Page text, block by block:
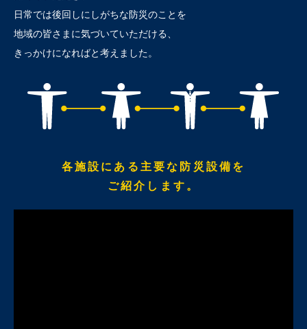
日常では後回しにしがちな防災のことを
地域の皆さまに気づいていただける、
きっかけになればと考えました。
各施設にある主要な防災設備を
ご紹介します。